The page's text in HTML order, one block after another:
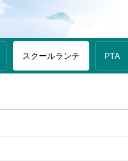
スクールランチ PTA